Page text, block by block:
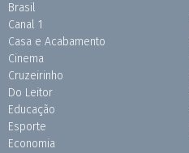
Brasil
Canal 1
Casa e Acabamento
Cinema
Cruzeirinho
Do Leitor
Educação
Esporte
Economia